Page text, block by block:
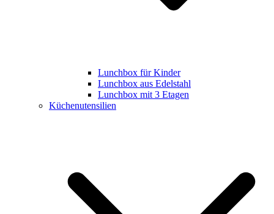
Lunchbox für Kinder
Lunchbox aus Edelstahl
Lunchbox mit 3 Etagen
Küchenutensilien